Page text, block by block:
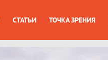
СТАТЬИ ТОЧКА ЗРЕНИЯ